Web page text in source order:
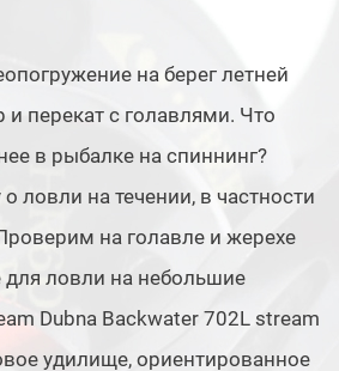
на берег летней
и перекат с голавлями. Что
в рыбалке на спиннинг?
ловли на течении, в частности
на голавле и жерехе
ловли на небольшие
Dubna Backwater 702L stream
удилище, ориентированное